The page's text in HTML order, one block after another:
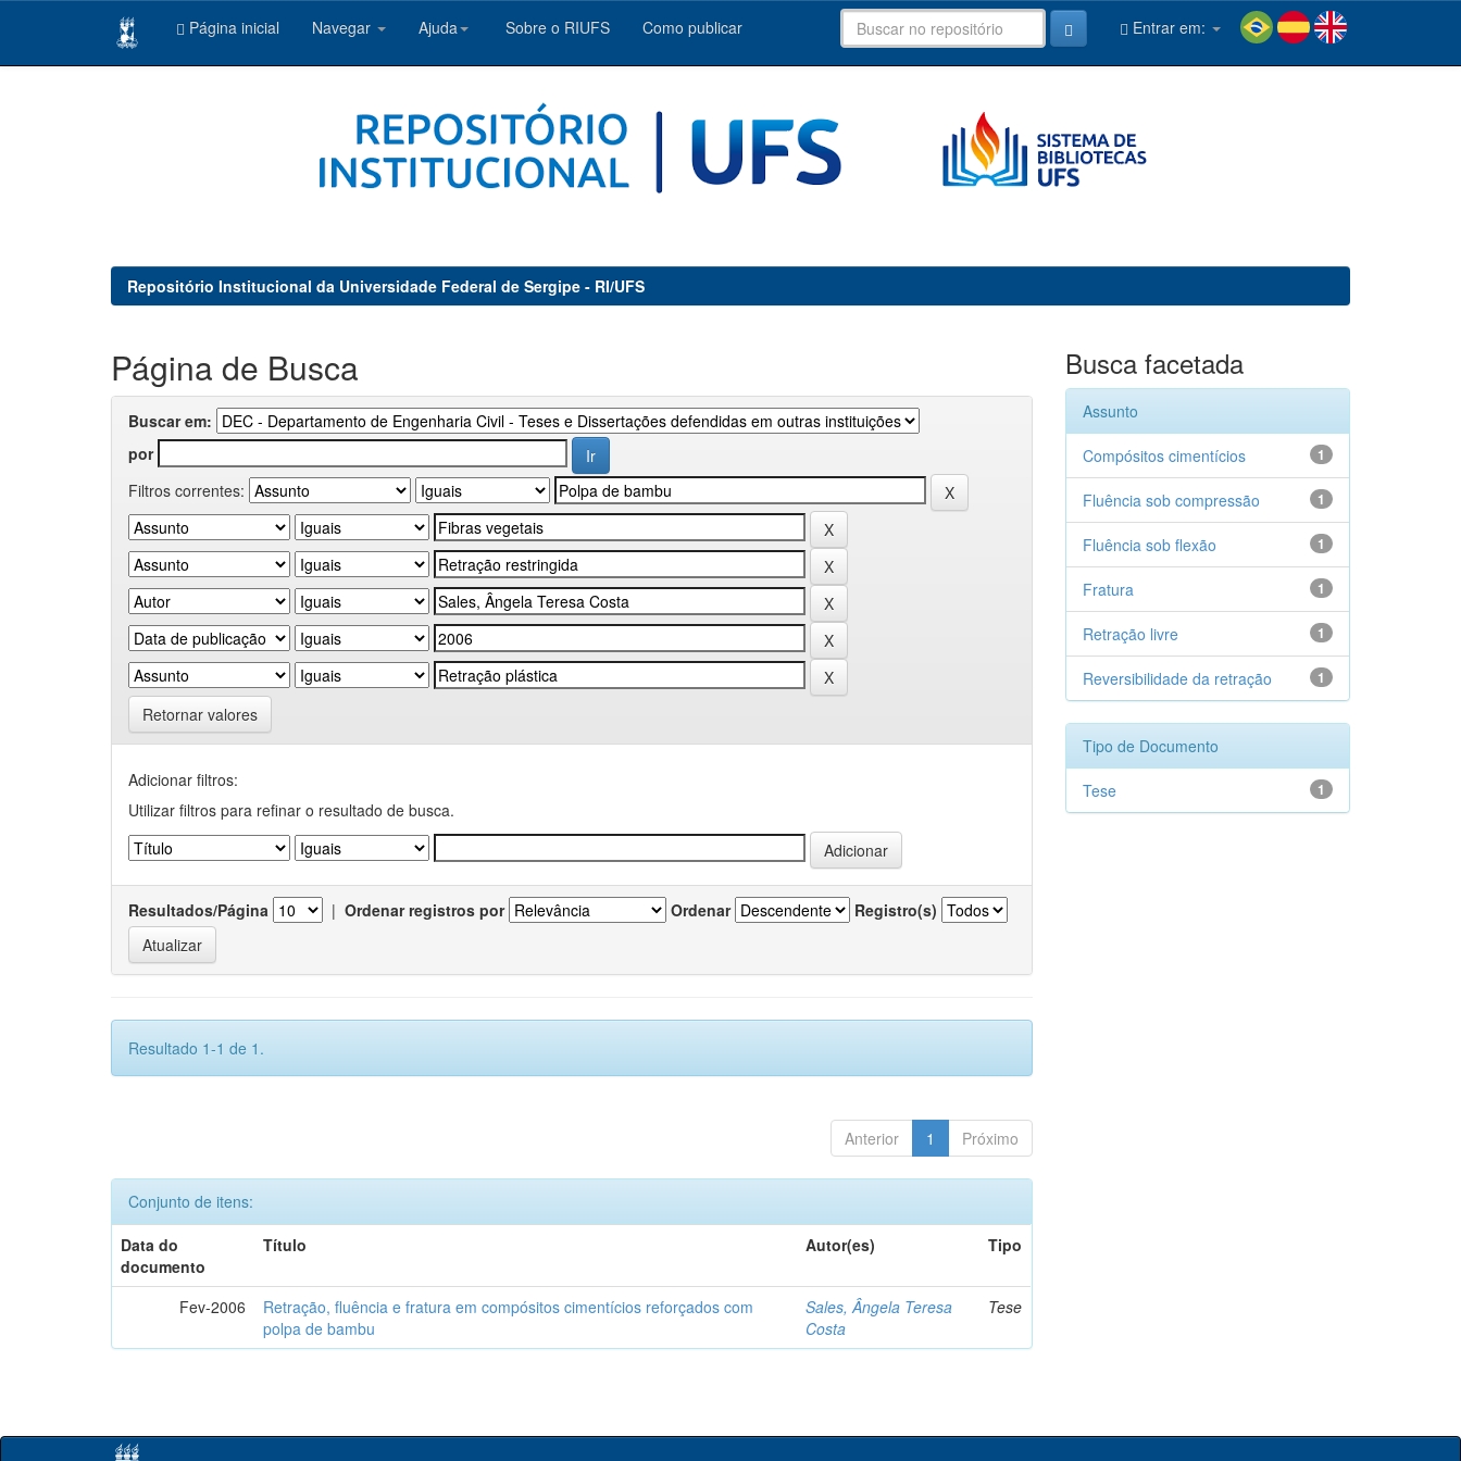
Página inicial Navegar Ajuda Sobre o RIUFS Como publicar Entrar em:
Repositório Institucional da Universidade Federal de Sergipe - RI/UFS
Página de Busca
Buscar em:
por
Filtros correntes:
Retornar valores
Adicionar filtros:
Utilizar filtros para refinar o resultado de busca.
Resultados/Página | Ordenar registros por Ordenar Registro(s)
Resultado 1-1 de 1.
Anterior 1 Próximo
Conjunto de itens:
Data do
documento
Título Autor(es) Tipo
Fev-2006
Retração, fluência e fratura em compósitos cimentícios reforçados com
polpa de bambu
Sales, Ângela Teresa
Costa
Tese
Busca facetada
Assunto
1
Compósitos cimentícios
1
Fluência sob compressão
1
Fluência sob flexão
1
Fratura
1
Retração livre
1
Reversibilidade da retração
Tipo de Documento
1
Tese